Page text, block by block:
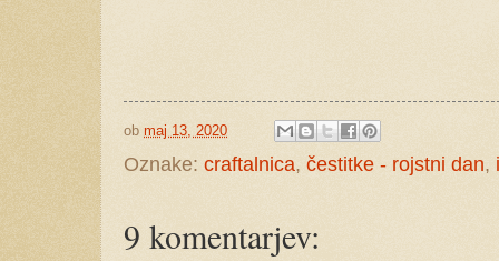
ob maj 13, 2020
Oznake: craftalnica, čestitke - rojstni dan,
9 komentarjev: